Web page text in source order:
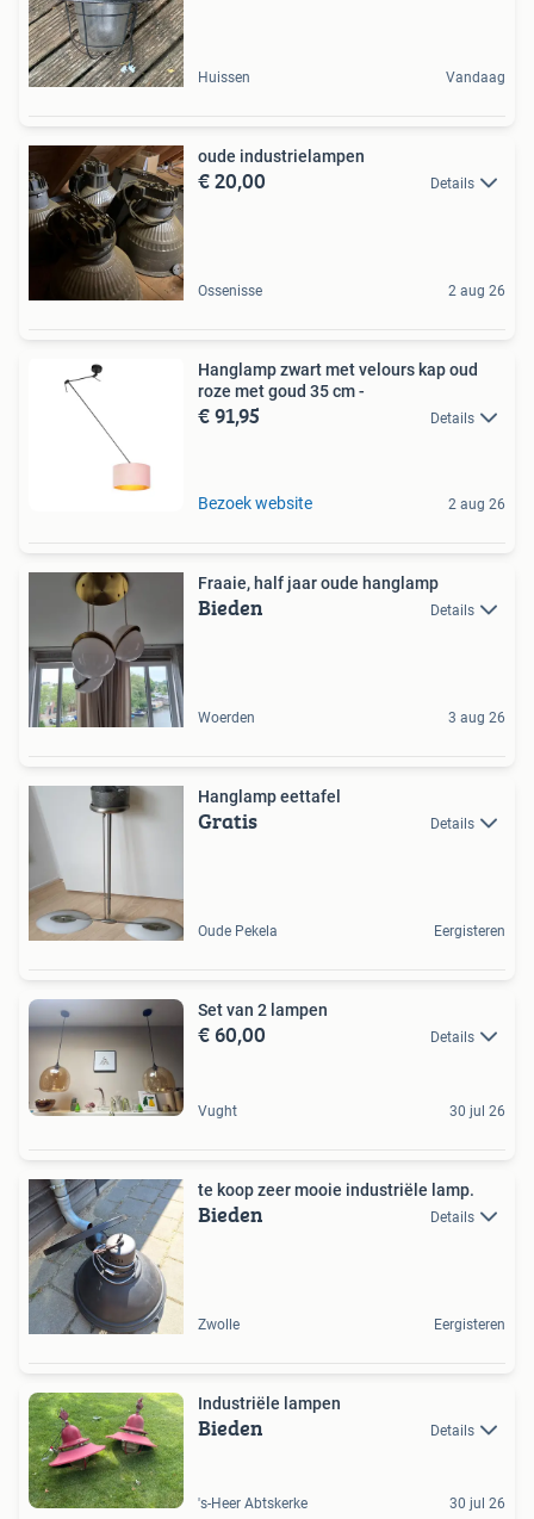
Huissen Vandaag
oude industrielampen
€ 20,00 Details
Ossenisse 2 aug 26
Hanglamp zwart met velours kap oud
roze met goud 35 cm -
€ 91,95 Details
Bezoek website 2 aug 26
Fraaie, half jaar oude hanglamp
Bieden Details
Woerden 3 aug 26
Hanglamp eettafel
Gratis Details
Oude Pekela Eergisteren
Set van 2 lampen
€ 60,00 Details
Vught 30 jul 26
te koop zeer mooie industriële lamp.
Bieden Details
Zwolle Eergisteren
Industriële lampen
Bieden Details
's-Heer Abtskerke 30 jul 26